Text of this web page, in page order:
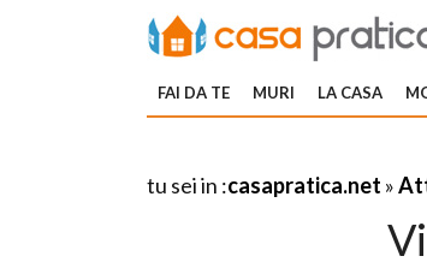
FAI DA TE MURI LA CASA
tu sei in :casapratica.net »